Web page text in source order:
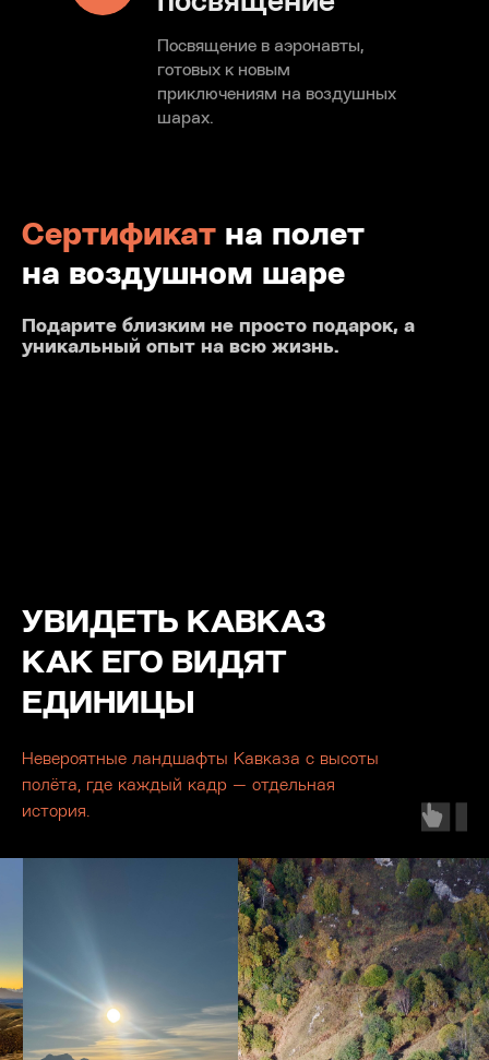
Посвящение в аэронавты,
готовых к новым
приключениям на воздушных
шарах.
Cертификат на полет
на воздушном шаре
Подарите близким не просто подарок, а
уникальный опыт на всю жизнь.
УВИДЕТЬ КАВКАЗ
КАК ЕГО ВИДЯТ
ЕДИНИЦЫ
Невероятные ландшафты Кавказа с высоты
полёта, где каждый кадр — отдельная
история.